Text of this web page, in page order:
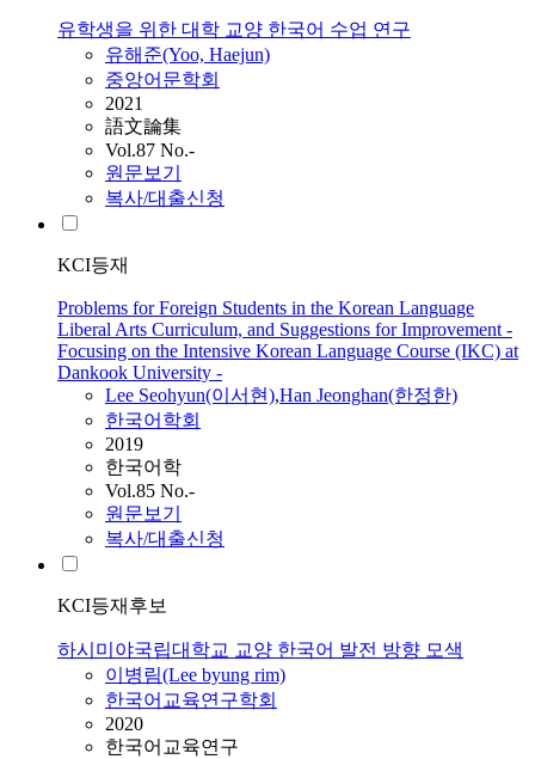
유학생을 위한 대학 교양 한국어 수업 연구
유해준(Yoo, Haejun)
중앙어문학회
2021
語文論集
Vol.87 No.-
원문보기
복사/대출신청
KCI등재
Problems for Foreign Students in the Korean Language
Liberal Arts Curriculum, and Suggestions for Improvement -
Focusing on the Intensive Korean Language Course (IKC) at
Dankook University -
Lee Seohyun(이서현),Han Jeonghan(한정한)
한국어학회
2019
한국어학
Vol.85 No.-
원문보기
복사/대출신청
KCI등재후보
하시미야국립대학교 교양 한국어 발전 방향 모색
이병림(Lee byung rim)
한국어교육연구학회
2020
한국어교육연구